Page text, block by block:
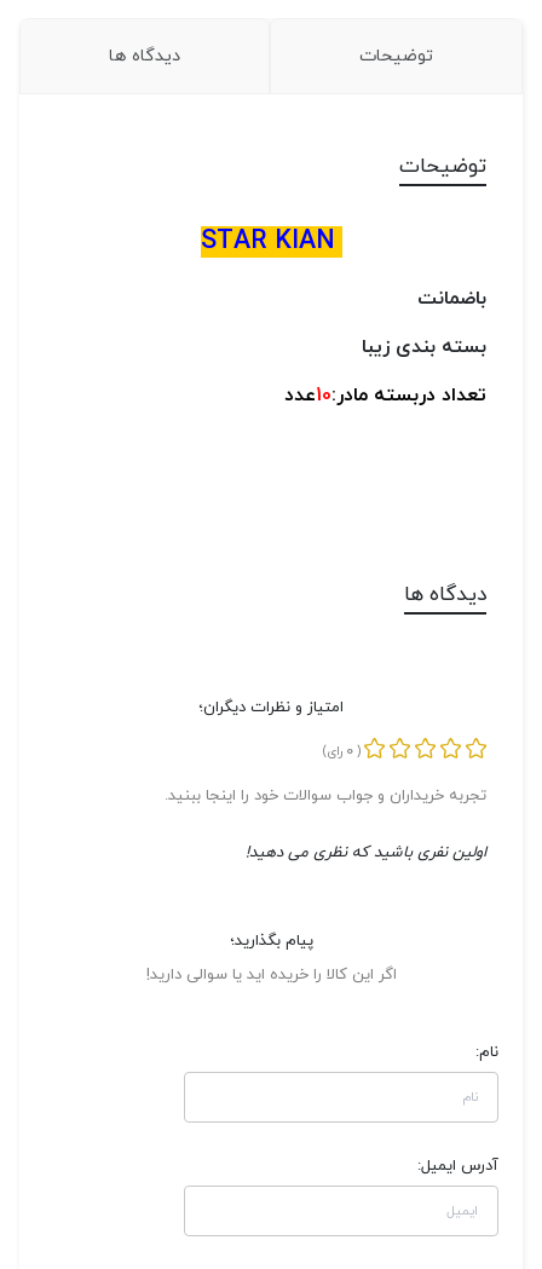
توضیحات دیدگاه ها
توضیحات
STAR KIAN
باضمانت
بسته بندی زیبا
تعداد دربسته مادر:10عدد
دیدگاه ها
امتیاز و نظرات دیگران؛
(
0 رای)
تجربه خریداران و جواب سوالات خود را اینجا ببنید.
اولین نفری باشید که نظری می دهید!
پیام بگذارید؛
اگر این کالا را خریده اید یا سوالی دارید!
نام:
آدرس ایمیل: